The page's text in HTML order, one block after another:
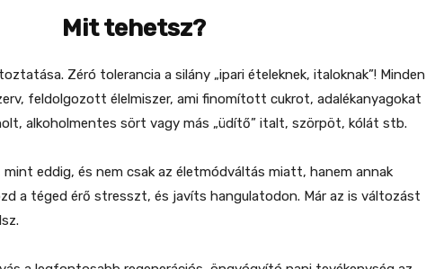
Mit tehetsz?
Zéró tolerancia a silány „ipari ételeknek, italoknak”! Minden
feldolgozott élelmiszer, ami finomított cukrot, adalékanyagokat
alkoholmentes sört vagy más „üdítő” italt, szörpöt, kólát stb.
eddig, és nem csak az életmódváltás miatt, hanem annak
a téged érő stresszt, és javíts hangulatodon. Már az is változást